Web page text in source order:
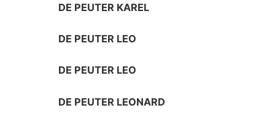
DE PEUTER KAREL
DE PEUTER LEO
DE PEUTER LEO
DE PEUTER LEONARD